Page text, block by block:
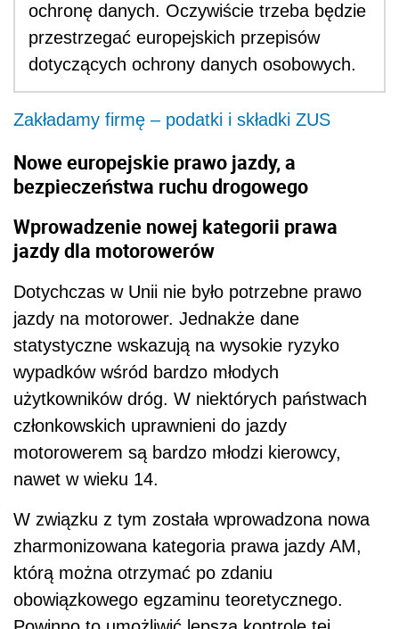
ochronę danych. Oczywiście trzeba będzie
przestrzegać europejskich przepisów
dotyczących ochrony danych osobowych.
Zakładamy firmę – podatki i składki ZUS
Nowe europejskie prawo jazdy, a
bezpieczeństwa ruchu drogowego
Wprowadzenie nowej kategorii prawa
jazdy dla motorowerów
Dotychczas w Unii nie było potrzebne prawo
jazdy na motorower. Jednakże dane
statystyczne wskazują na wysokie ryzyko
wypadków wśród bardzo młodych
użytkowników dróg. W niektórych państwach
członkowskich uprawnieni do jazdy
motorowerem są bardzo młodzi kierowcy,
nawet w wieku 14.
W związku z tym została wprowadzona nowa
zharmonizowana kategoria prawa jazdy AM,
którą można otrzymać po zdaniu
obowiązkowego egzaminu teoretycznego.